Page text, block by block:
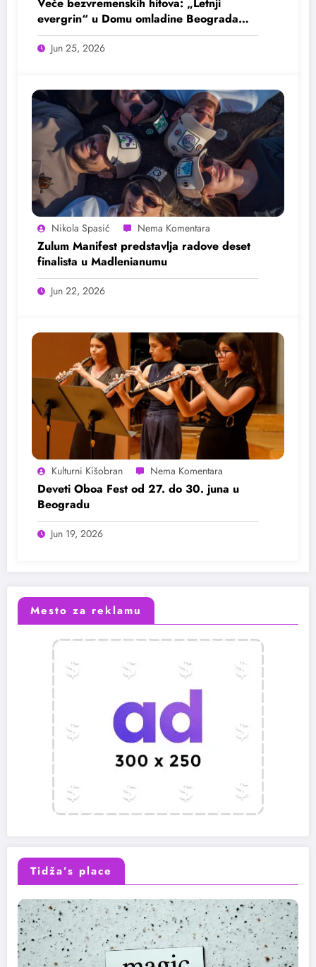
Veče bezvremenskih hitova: „Letnji
evergrin“ u Domu omladine Beograda
25. juna
Jun 25, 2026
Nikola Spasić
Zulum Manifest predstavlja radove deset
finalista u Madlenianumu
Jun 22, 2026
Kulturni Kišobran
Deveti Oboa Fest od 27. do 30. juna u
Beogradu
Jun 19, 2026
Mesto za reklamu
Tidža’s place